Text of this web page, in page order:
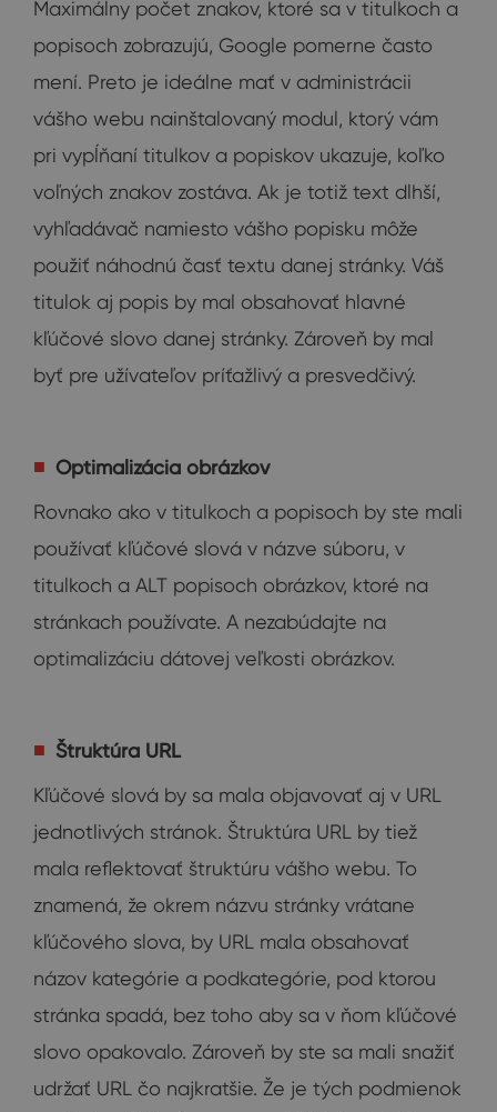
Maximálny počet znakov, ktoré sa v titulkoch a
popisoch zobrazujú, Google pomerne často
mení. Preto je ideálne mať v administrácii
vášho webu nainštalovaný modul, ktorý vám
pri vypĺňaní titulkov a popiskov ukazuje, koľko
voľných znakov zostáva. Ak je totiž text dlhší,
vyhľadávač namiesto vášho popisku môže
použiť náhodnú časť textu danej stránky. Váš
titulok aj popis by mal obsahovať hlavné
kľúčové slovo danej stránky. Zároveň by mal
byť pre užívateľov príťažlivý a presvedčivý.
Optimalizácia obrázkov
Rovnako ako v titulkoch a popisoch by ste mali
používať kľúčové slová v názve súboru, v
titulkoch a ALT popisoch obrázkov, ktoré na
stránkach používate. A nezabúdajte na
optimalizáciu dátovej veľkosti obrázkov.
Štruktúra URL
Kľúčové slová by sa mala objavovať aj v URL
jednotlivých stránok. Štruktúra URL by tiež
mala reflektovať štruktúru vášho webu. To
znamená, že okrem názvu stránky vrátane
kľúčového slova, by URL mala obsahovať
názov kategórie a podkategórie, pod ktorou
stránka spadá, bez toho aby sa v ňom kľúčové
slovo opakovalo. Zároveň by ste sa mali snažiť
udržať URL čo najkratšie. Že je tých podmienok